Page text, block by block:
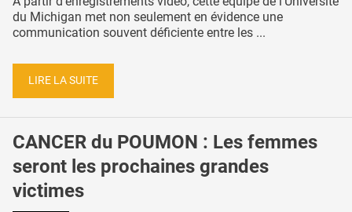
du Michigan met non seulement en évidence une
communication souvent déficiente entre les ...
LIRE LA SUITE
CANCER du POUMON : Les femmes
seront les prochaines grandes
victimes